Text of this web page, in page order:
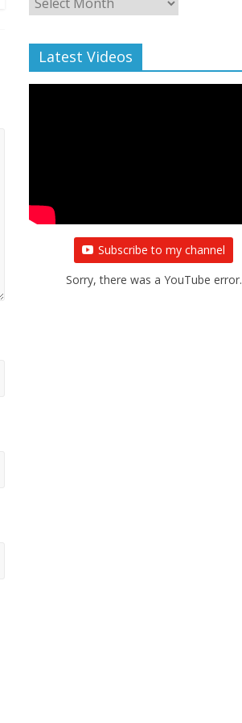
Archive
Latest Videos
Subscribe to my channel
Sorry, there was a YouTube error.